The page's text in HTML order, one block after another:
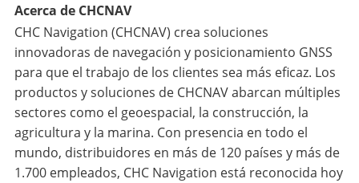
Acerca de CHCNAV
CHC Navigation (CHCNAV) crea soluciones
innovadoras de navegación y posicionamiento GNSS
para que el trabajo de los clientes sea más eficaz. Los
productos y soluciones de CHCNAV abarcan múltiples
sectores como el geoespacial, la construcción, la
agricultura y la marina. Con presencia en todo el
mundo, distribuidores en más de 120 países y más de
1.700 empleados, CHC Navigation está reconocida hoy